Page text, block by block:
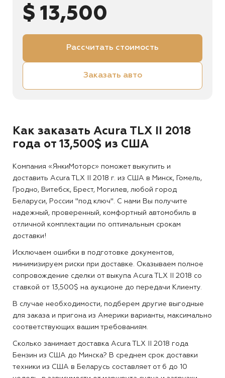
$ 13,500
Рассчитать стоимость
Заказать авто
Как заказать Acura TLX II 2018
года от 13,500$ из США
Компания «ЯнкиМоторс» поможет выкупить и
доставить Acura TLX II 2018 г. из США в Минск, Гомель,
Гродно, Витебск, Брест, Могилев, любой город
Беларуси, России "под ключ". С нами Вы получите
надежный, проверенный, комфортный автомобиль в
отличной комплектации по оптимальным срокам
доставки!
Исключаем ошибки в подготовке документов,
минимизируем риски при доставке. Оказываем полное
сопровождение сделки от выкупа Acura TLX II 2018 со
ставкой от 13,500$ на аукционе до передачи Клиенту.
В случае необходимости, подберем другие выгодные
для заказа и пригона из Америки варианты, максимально
соответствующих вашим требованиям.
Сколько занимает доставка Acura TLX II 2018 года
Бензин из США до Минска? В среднем срок доставки
техники из США в Беларусь составляет от 6 до 10